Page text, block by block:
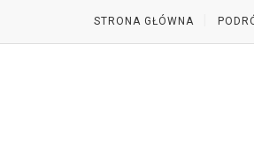
STRONA GŁÓWNA